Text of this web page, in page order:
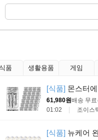
품 생활용품 게임
[식품] 몬스터
61,980원배송 무료
01:02
조이스
[식품] 뉴케어